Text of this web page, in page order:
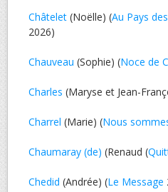
Châtelet (Noëlle) (Au Pays
2026)
Chauveau (Sophie) (Noce de
Charles (Maryse et Jean-
Charrel (Marie) (Nous
Chaumaray (de) (Renaud (
Chedid (Andrée) (Le Message